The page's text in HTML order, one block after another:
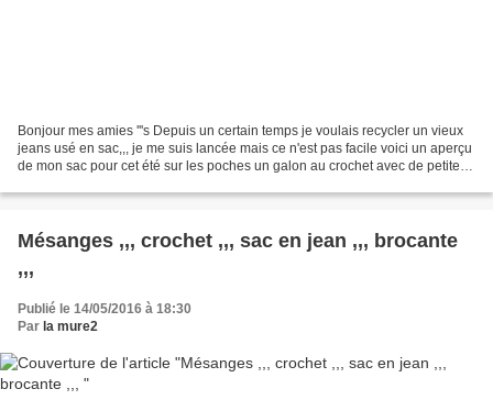
Bonjour mes amies '''s Depuis un certain temps je voulais recycler un vieux
jeans usé en sac,,, je me suis lancée mais ce n'est pas facile voici un aperçu
de mon sac pour cet été sur les poches un galon au crochet avec de petites
Mésanges ,,, crochet ,,, sac en jean ,,, brocante
,,,
Publié le 14/05/2016 à 18:30
Par la mure2